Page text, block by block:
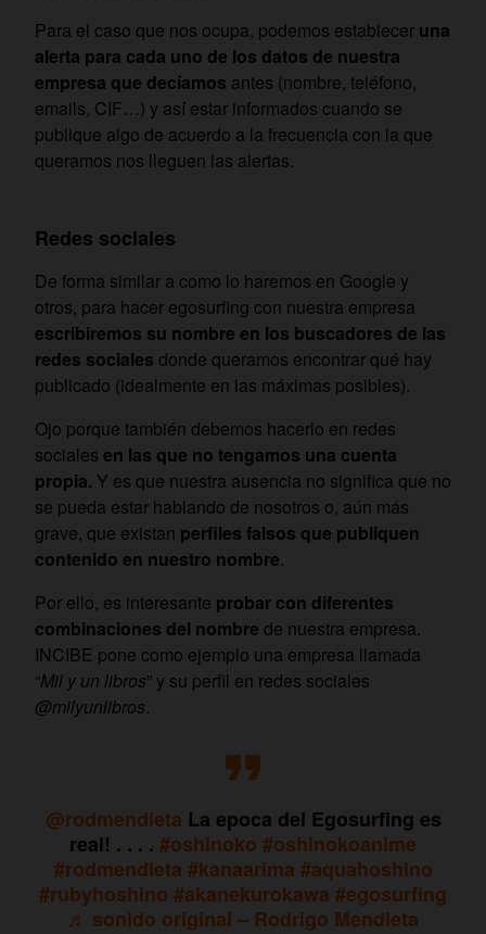
Para el caso que nos ocupa, podemos establecer una
alerta para cada uno de los datos de nuestra
empresa que decíamos antes (nombre, teléfono,
emails, CIF…) y así estar informados cuando se
publique algo de acuerdo a la frecuencia con la que
queramos nos lleguen las alertas.
Redes sociales
De forma similar a como lo haremos en Google y
otros, para hacer egosurfing con nuestra empresa
escribiremos su nombre en los buscadores de las
redes sociales donde queramos encontrar qué hay
publicado (idealmente en las máximas posibles).
Ojo porque también debemos hacerlo en redes
sociales en las que no tengamos una cuenta
propia. Y es que nuestra ausencia no significa que no
se pueda estar hablando de nosotros o, aún más
grave, que existan perfiles falsos que publiquen
contenido en nuestro nombre.
Por ello, es interesante probar con diferentes
combinaciones del nombre de nuestra empresa.
INCIBE pone como ejemplo una empresa llamada
“Mil y un libros” y su perfil en redes sociales
@milyunlibros.
@rodmendieta La epoca del Egosurfing es
real! . . . . #oshinoko #oshinokoanime
#rodmendieta #kanaarima #aquahoshino
#rubyhoshino #akanekurokawa #egosurfing
♬ sonido original – Rodrigo Mendieta